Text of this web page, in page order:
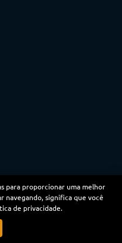
para proporcionar uma melhor
navegando, significa que você
de privacidade.